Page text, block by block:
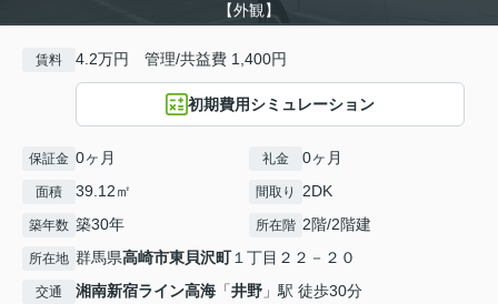
【外観】
賃料 4.2万円 管理/共益費 1,400円
初期費用シミュレーション
保証金 0ヶ月 礼金 0ヶ月
面積 39.12㎡ 間取り 2DK
築年数 築30年 所在階 2階/2階建
所在地 群馬県高崎市東貝沢町１丁目２２－２０
交通 湘南新宿ライン高海 「井野 」駅 徒歩30分